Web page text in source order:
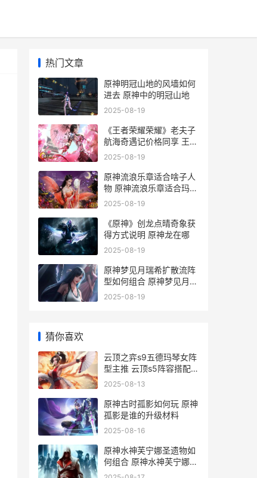
热门文章
原神明冠山地的风墙如何
进去 原神中的明冠山地
2025-08-19
《王者荣耀荣耀》老夫子
航海奇遇记价格同享 王者
荣耀荣耀印记多少星
2025-08-19
原神流浪乐章适合啥子人
物 原神流浪乐章适合玛拉
妮吗
2025-08-19
《原神》创龙点晴奇象获
得方式说明 原神龙在哪
2025-08-19
原神梦见月瑞希扩散流阵
型如何组合 原神梦见月瑞
希强度如何
2025-08-19
猜你喜欢
云顶之弈s9五德玛琴女阵
型主推 云顶s5阵容搭配德
莱文_1
2025-08-13
原神古时孤影如何玩 原神
孤影是谁的升级材料
2025-08-16
原神水神芙宁娜圣遗物如
何组合 原神水神芙宁娜怎
么画